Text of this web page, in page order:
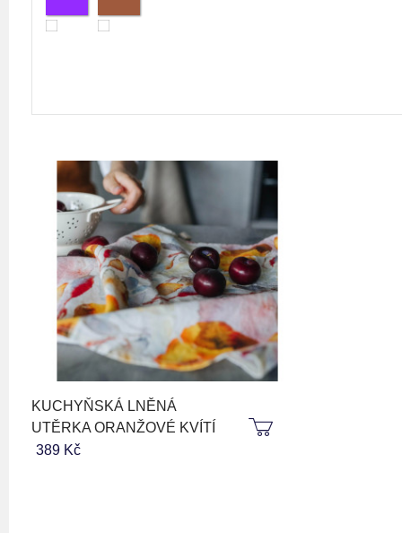
KUCHYŇSKÁ LNĚNÁ
UTĚRKA ORANŽOVÉ KVÍTÍ
389 Kč